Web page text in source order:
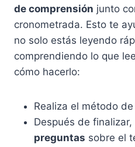
de comprensión junto
cronometrada. Esto te
no solo estás leyendo
comprendiendo lo que
cómo hacerlo:
Realiza el método
Después de
preguntas sobre el